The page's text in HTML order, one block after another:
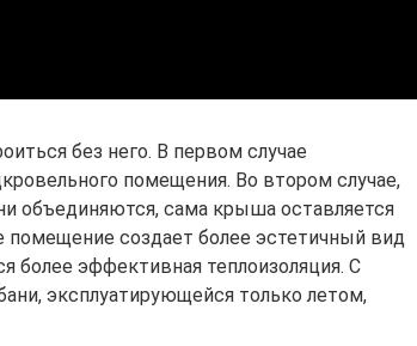
без него. В первом случае
помещения. Во втором случае,
объединяются, сама крыша оставляется
помещение создает более эстетичный вид
более эффективная теплоизоляция. С
эксплуатирующейся только летом,